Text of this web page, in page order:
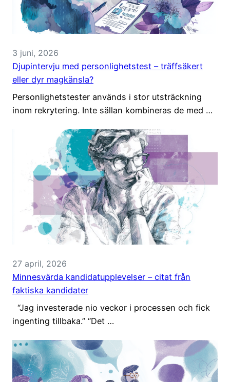
3 juni, 2026
Djupintervju med personlighetstest – träffsäkert
eller dyr magkänsla?
Personlighetstester används i stor utsträckning
inom rekrytering. Inte sällan kombineras de med …
27 april, 2026
Minnesvärda kandidatupplevelser – citat från
faktiska kandidater
“Jag investerade nio veckor i processen och fick
ingenting tillbaka.” “Det …